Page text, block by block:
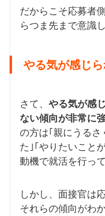
だからこそ応募者
らつま先まで意識
やる気が感じ
さて、 やる気が感
ない傾向が非常に強
の方は｢親にうる
た｣｢やりたいこと
動機で就活を行っ
しかし、面接官は
それらの傾向がわ